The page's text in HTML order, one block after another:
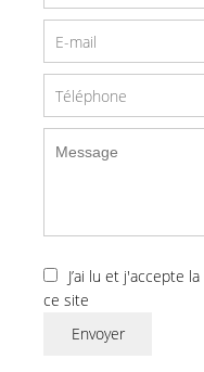
J’ai lu et j'accepte la
ce site
Envoyer